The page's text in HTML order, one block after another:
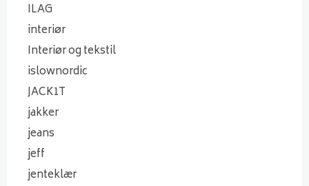
ILAG
interiør
Interiør og tekstil
islownordic
JACK1T
jakker
jeans
jeff
jenteklær